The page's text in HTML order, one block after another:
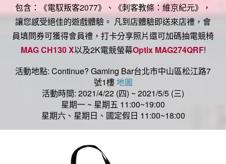
包含：《電馭叛客2077》、《刺客教條：維京紀元》，
讓您感受絕佳的遊戲體驗。 凡到店體驗即送來店禮，會
員填問券可獲得會員禮，打卡分享照片還可加碼抽電競椅
MAG CH130 X以及2K電競螢幕Optix MAG274QRF!
活動地點: Continue? Gaming Bar台北市中山區松江路7
號1樓地圖
活動時間: 2021/4/22 (四) ~ 2021/5/5 (三)
星期一 ~ 星期五 11:00~19:00
星期六、星期日、國定假日 11:00~18:00